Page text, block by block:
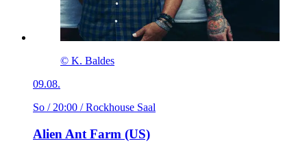
© K. Baldes
09.08.
So / 20:00 / Rockhouse Saal
Alien Ant Farm (US)